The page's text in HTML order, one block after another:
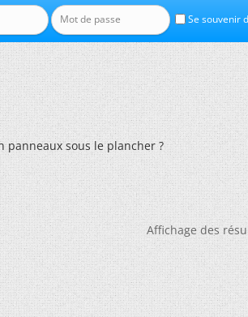
Se souvenir
panneaux sous le plancher ?
Affichage des